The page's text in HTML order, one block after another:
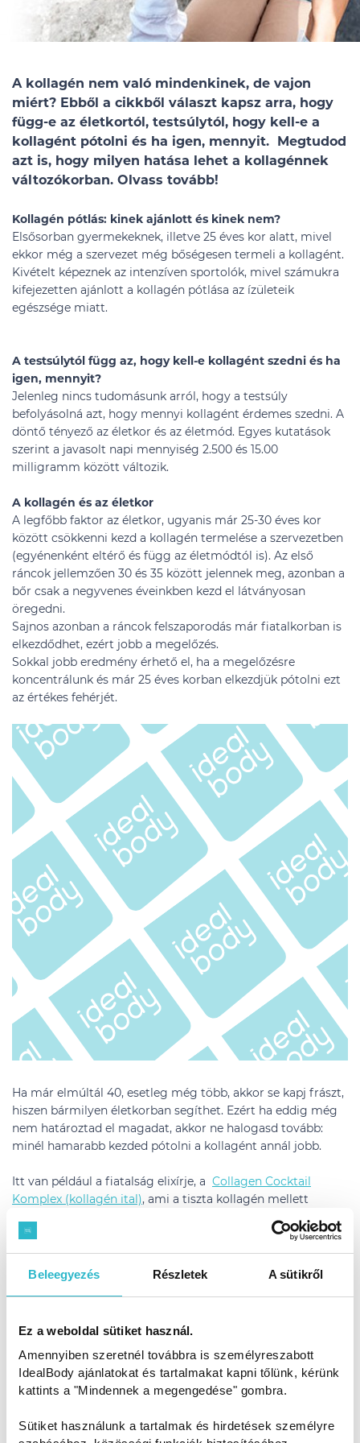
Beleegyezés Részletek A sütikről
Ez a weboldal sütiket használ.
Amennyiben szeretnél továbbra is személyreszabott
IdealBody ajánlatokat és tartalmakat kapni tőlünk, kérünk
kattints a "Mindennek a megengedése" gombra.
Sütiket használunk a tartalmak és hirdetések személyre
A kollagén nem való mindenkinek, de vajon
miért? Ebből a cikkből választ kapsz arra, hogy
függ-e az életkortól, testsúlytól, hogy kell-e a
kollagént pótolni és ha igen, mennyit. Megtudod
azt is, hogy milyen hatása lehet a kollagénnek
változókorban. Olvass tovább!
Kollagén pótlás: kinek ajánlott és kinek nem?
Elsősorban gyermekeknek, illetve 25 éves kor alatt, mivel
ekkor még a szervezet még bőségesen termeli a kollagént.
Kivételt képeznek az intenzíven sportolók, mivel számukra
kifejezetten ajánlott a kollagén pótlása az ízületeik
egészsége miatt.
A testsúlytól függ az, hogy kell-e kollagént szedni és ha
igen, mennyit?
Jelenleg nincs tudomásunk arról, hogy a testsúly
befolyásolná azt, hogy mennyi kollagént érdemes szedni. A
döntő tényező az életkor és az életmód. Egyes kutatások
szerint a javasolt napi mennyiség 2.500 és 15.00
milligramm között változik.
A kollagén és az életkor
A legfőbb faktor az életkor, ugyanis már 25-30 éves kor
között csökkenni kezd a kollagén termelése a szervezetben
(egyénenként eltérő és függ az életmódtól is). Az első
ráncok jellemzően 30 és 35 között jelennek meg, azonban a
bőr csak a negyvenes éveinkben kezd el látványosan
öregedni.
Sajnos azonban a ráncok felszaporodás már fiatalkorban is
elkezdődhet, ezért jobb a megelőzés.
Sokkal jobb eredmény érhető el, ha a megelőzésre
koncentrálunk és már 25 éves korban elkezdjük pótolni ezt
az értékes fehérjét.
Ha már elmúltál 40, esetleg még több, akkor se kapj frászt,
hiszen bármilyen életkorban segíthet. Ezért ha eddig még
nem határoztad el magadat, akkor ne halogasd tovább:
minél hamarabb kezded pótolni a kollagént annál jobb.
Itt van például a fiatalság elixírje, a Collagen Cocktail
Komplex (kollagén ital), ami a tiszta kollagén mellett
tartalmaz még elasztint és hialuronsavat is. Ők a
bőrfeszesítés mesterhármasa, hiszen e három anyag együtt
biztosítja a bőr rugalmasságát és feszességét. Plusz tettünk
bele biotint is, hogy a körmeid is ragyogóak és erősek
A kollagén hatása változókorban és 25+ éves korban
hiány tünetei kezdve a bőrtől, az ízületeken át egészen a
csontokig, izmokig. Ezért ha teheted, előzd meg és már 25
éves kortól kezdj el természetes kollagént szedni. A
érinti a csontritkulás és az ízületi panaszok is ekkor